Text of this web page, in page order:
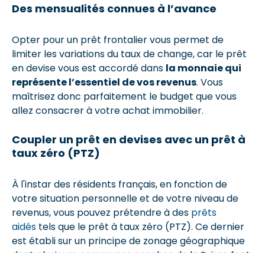
Des mensualités connues à l’avance
Opter pour un prêt frontalier vous permet de
limiter les variations du taux de change, car le prêt
en devise vous est accordé dans la monnaie qui
représente l’essentiel de vos revenus. Vous
maîtrisez donc parfaitement le budget que vous
allez consacrer à votre achat immobilier.
Coupler un prêt en devises avec un prêt à
taux zéro (PTZ)
À l'instar des résidents français, en fonction de
votre situation personnelle et de votre niveau de
revenus, vous pouvez prétendre à des prêts
aidés tels que le prêt à taux zéro (PTZ). Ce dernier
est établi sur un principe de zonage géographique